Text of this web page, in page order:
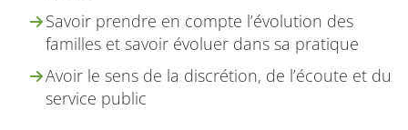
Savoir prendre en compte l’évolution des
familles et savoir évoluer dans sa pratique
Avoir le sens de la discrétion, de l’écoute et du
service public